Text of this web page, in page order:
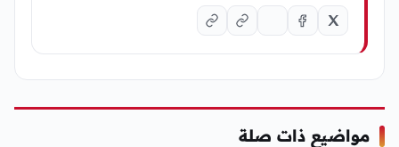
مواضيع ذات صلة